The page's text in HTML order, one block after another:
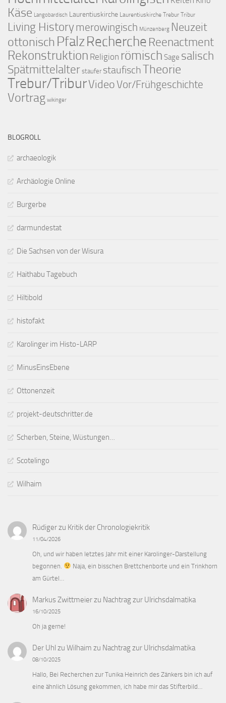
Käse Langobardisch Laurentiuskirche Laurentiuskirche Trebur Tribur
Living Historymerowingisch Münzenberg Neuzeit
ottonisch PfalzRecherche Reenactment
Rekonstruktion Religion römisch Sage salisch
Spätmittelalter staufer staufischTheorie
Trebur/TriburVideoVor/Frühgeschichte
Vortrag wikinger
BLOGROLL
archaeologik
Archäologie Online
Burgerbe
darmundestat
Die Sachsen von der Wisura
Haithabu Tagebuch
Hiltibold
histofakt
Karolinger im Histo-LARP
MinusEinsEbene
Ottonenzeit
projekt-deutschritter.de
Scherben, Steine, Wüstungen…
Scotelingo
Wilhaim
Rüdigerzu Kritik der Chronologiekritik
11/04/2026
Oh, und wir haben letztes Jahr mit einer Karolinger-Darstellung
begonnen.
Naja, ein bisschen Brettchenborte und ein Trinkhorn
am Gürtel…
Markus Zwittmeierzu Nachtrag zur Ulrichsdalmatika
16/10/2025
Oh ja gerne!
Der Uhl zu Wilhaim zu Nachtrag zur Ulrichsdalmatika
08/10/2025
Hallo, Bei Recherchen zur Tunika Heinrich des Zänkers bin ich auf
eine ähnlich Lösung gekommen, ich habe mir das Stifterbild…